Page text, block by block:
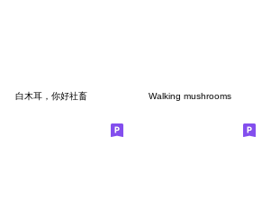
白木耳，你好社畜 Walking mushrooms